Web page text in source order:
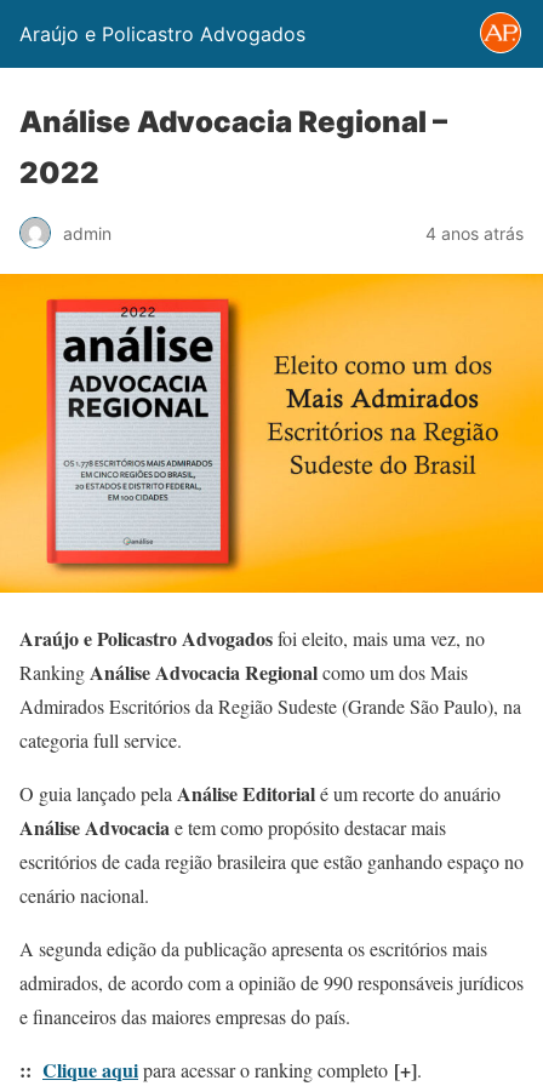
Araújo e Policastro Advogados
Análise Advocacia Regional –
2022
admin 4 anos atrás
Araújo e Policastro Advogadosfoi eleito, mais uma vez, no
RankingAnálise Advocacia Regionalcomo um dos Mais
Admirados Escritórios da Região Sudeste (Grande São Paulo), na
categoria full service.
O guia lançado pela Análise Editorialé um recorte do anuário
Análise Advocaciae tem como propósito destacar mais
escritórios de cada região brasileira que estão ganhando espaço no
cenário nacional.
A segunda edição da publicação apresenta os escritórios mais
admirados, de acordo com a opinião de 990 responsáveis jurídicos
e financeiros das maiores empresas do país.
:: Clique aquipara acessar o ranking completo [+].